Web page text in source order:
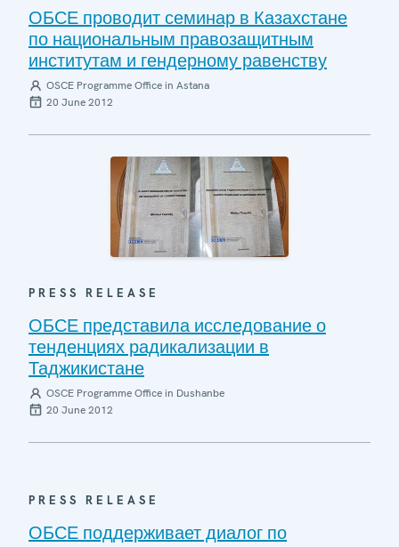
ОБСЕ проводит семинар в Казахстане
по национальным правозащитным
институтам и гендерному равенству
OSCE Programme Office in Astana
20 June 2012
PRESS RELEASE
ОБСЕ представила исследование о
тенденциях радикализации в
Таджикистане
OSCE Programme Office in Dushanbe
20 June 2012
PRESS RELEASE
ОБСЕ поддерживает диалог по